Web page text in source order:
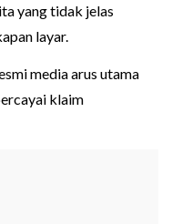
yang tidak jelas
layar.
media arus utama
klaim